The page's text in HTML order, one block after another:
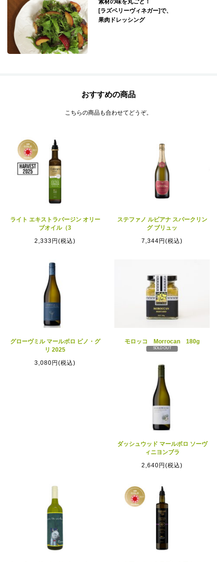
素材の味を丸ごと！
[ラズベリーヴィネガー]で、
果肉ドレッシング
おすすめの商品
こちらの商品も合わせてどうぞ。
ライト エキストラバージン オリー
ブオイル（3
2,333円(税込)
ステファノ ルビアナ スパークリン
グ ブリュッ
7,344円(税込)
グローヴミル マールボロ ピノ・グ
リ 2025
3,080円(税込)
モロッコ Morrocan 180g
SOLD OUT
ダッシュウッド マールボロ ソーヴ
ィニヨンブラ
2,640円(税込)